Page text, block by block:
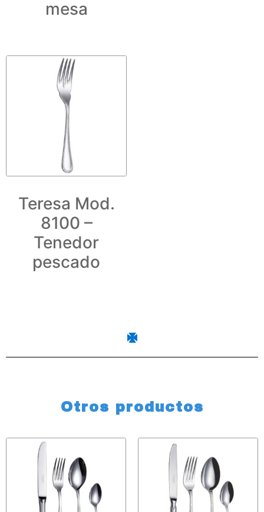
mesa
Teresa Mod.
8100 –
Tenedor
pescado
Otros productos